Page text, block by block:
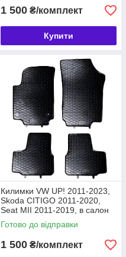
1 500 ₴/комплект
Купити
Килимки VW UP! 2011-2023,
Skoda CITIGO 2011-2020,
Seat MII 2011-2019, в салон
гумові 4шт. Geyer & Hosaja
(814/4C)
Готово до відправки
1 500 ₴/комплект